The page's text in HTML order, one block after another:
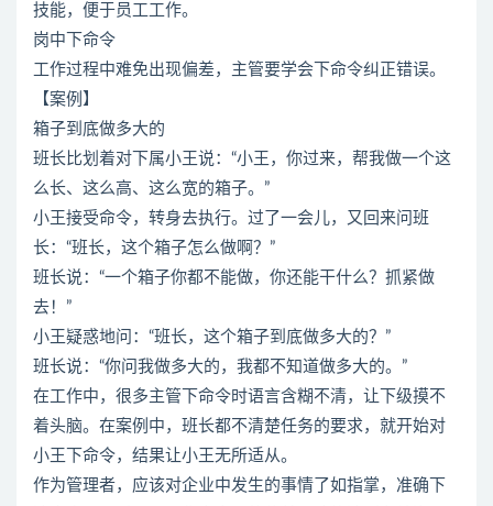
技能，便于员工工作。
岗中下命令
工作过程中难免出现偏差，主管要学会下命令纠正错误。
【案例】
箱子到底做多大的
班长比划着对下属小王说：“小王，你过来，帮我做一个这
么长、这么高、这么宽的箱子。”
小王接受命令，转身去执行。过了一会儿，又回来问班
长：“班长，这个箱子怎么做啊？”
班长说：“一个箱子你都不能做，你还能干什么？抓紧做
去！”
小王疑惑地问：“班长，这个箱子到底做多大的？”
班长说：“你问我做多大的，我都不知道做多大的。”
在工作中，很多主管下命令时语言含糊不清，让下级摸不
着头脑。在案例中，班长都不清楚任务的要求，就开始对
小王下命令，结果让小王无所适从。
作为管理者，应该对企业中发生的事情了如指掌，准确下